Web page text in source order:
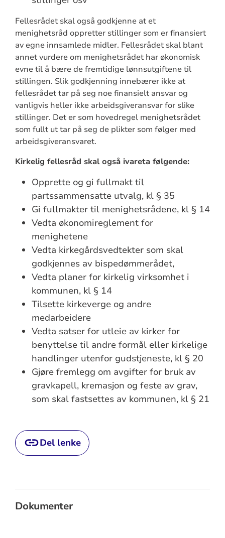
Fellesrådet skal også godkjenne at et
menighetsråd oppretter stillinger som er finansiert
av egne innsamlede midler. Fellesrådet skal blant
annet vurdere om menighetsrådet har økonomisk
evne til å bære de fremtidige lønnsutgiftene til
stillingen. Slik godkjenning innebærer ikke at
fellesrådet tar på seg noe finansielt ansvar og
vanligvis heller ikke arbeidsgiveransvar for slike
stillinger. Det er som hovedregel menighetsrådet
som fullt ut tar på seg de plikter som følger med
arbeidsgiveransvaret.
Kirkelig fellesråd skal også ivareta følgende:
Opprette og gi fullmakt til
partssammensatte utvalg, kl § 35
Gi fullmakter til menighetsrådene, kl § 14
Vedta økonomireglement for
menighetene
Vedta kirkegårdsvedtekter som skal
godkjennes av bispedømmerådet,
Vedta planer for kirkelig virksomhet i
kommunen, kl § 14
Tilsette kirkeverge og andre
medarbeidere
Vedta satser for utleie av kirker for
benyttelse til andre formål eller kirkelige
handlinger utenfor gudstjeneste, kl § 20
Gjøre fremlegg om avgifter for bruk av
gravkapell, kremasjon og feste av grav,
som skal fastsettes av kommunen, kl § 21
Del lenke
Dokumenter